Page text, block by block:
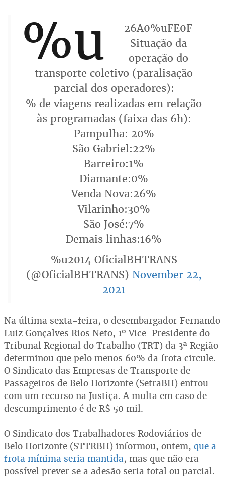
%u
26A0%uFE0F
Situação da
operação do
transporte coletivo (paralisação
parcial dos operadores):
% de viagens realizadas em relação
às programadas (faixa das 6h):
Pampulha: 20%
São Gabriel:22%
Barreiro:1%
Diamante:0%
Venda Nova:26%
Vilarinho:30%
São José:7%
Demais linhas:16%
%u2014 OficialBHTRANS
(@OficialBHTRANS) November 22,
2021
Na última sexta-feira, o desembargador Fernando
Luiz Gonçalves Rios Neto, 1º Vice-Presidente do
Tribunal Regional do Trabalho (TRT) da 3ª Região
determinou que pelo menos 60% da frota circule.
O Sindicato das Empresas de Transporte de
Passageiros de Belo Horizonte (SetraBH) entrou
com um recurso na Justiça. A multa em caso de
descumprimento é de R$ 50 mil.
O Sindicato dos Trabalhadores Rodoviários de
Belo Horizonte (STTRBH) informou, ontem, que a
frota mínima seria mantida, mas que não era
possível prever se a adesão seria total ou parcial.